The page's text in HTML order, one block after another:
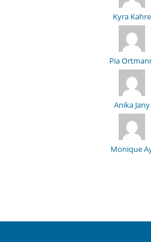
Kyra Kahre
Pia
Anika Jany
Monique